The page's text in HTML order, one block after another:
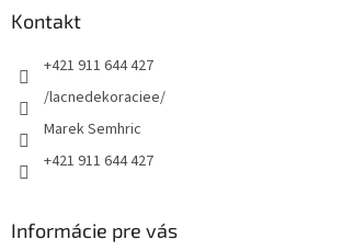
Kontakt
+421 911 644 427
/lacnedekoraciee/
Marek Semhric
+421 911 644 427
Informácie pre vás